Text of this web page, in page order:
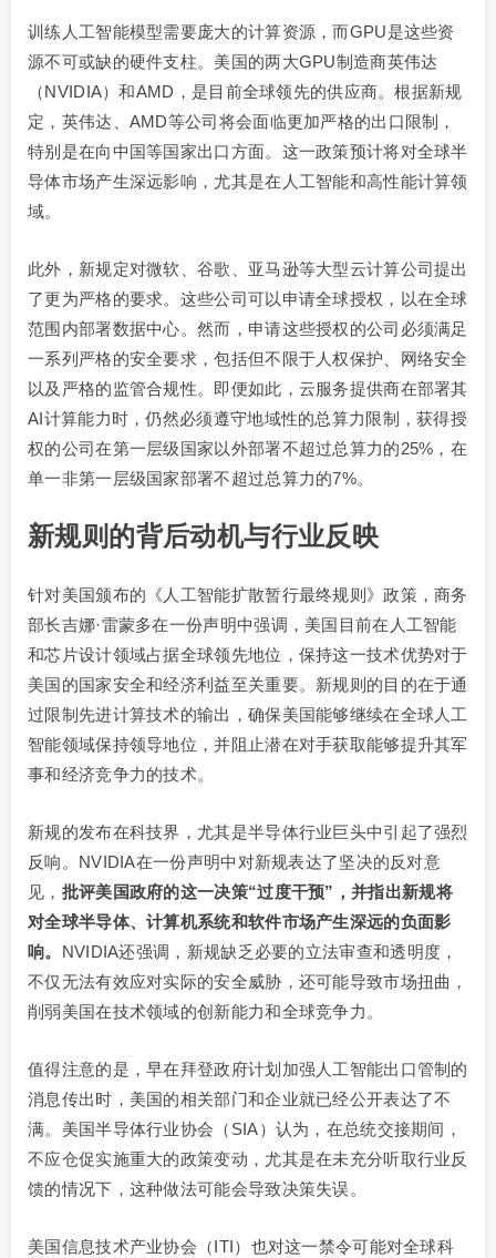
训练人工智能模型需要庞大的计算资源，而GPU是这些资
源不可或缺的硬件支柱。美国的两大GPU制造商英伟达
（NVIDIA）和AMD，是目前全球领先的供应商。根据新规
定，英伟达、AMD等公司将会面临更加严格的出口限制，
特别是在向中国等国家出口方面。这一政策预计将对全球半
导体市场产生深远影响，尤其是在人工智能和高性能计算领
域。
此外，新规定对微软、谷歌、亚马逊等大型云计算公司提出
了更为严格的要求。这些公司可以申请全球授权，以在全球
范围内部署数据中心。然而，申请这些授权的公司必须满足
一系列严格的安全要求，包括但不限于人权保护、网络安全
以及严格的监管合规性。即便如此，云服务提供商在部署其
AI计算能力时，仍然必须遵守地域性的总算力限制，获得授
权的公司在第一层级国家以外部署不超过总算力的25%，在
单一非第一层级国家部署不超过总算力的7%。
新规则的背后动机与行业反映
针对美国颁布的《人工智能扩散暂行最终规则》政策，商务
部长吉娜·雷蒙多在一份声明中强调，美国目前在人工智能
和芯片设计领域占据全球领先地位，保持这一技术优势对于
美国的国家安全和经济利益至关重要。新规则的目的在于通
过限制先进计算技术的输出，确保美国能够继续在全球人工
智能领域保持领导地位，并阻止潜在对手获取能够提升其军
事和经济竞争力的技术。
新规的发布在科技界，尤其是半导体行业巨头中引起了强烈
反响。NVIDIA在一份声明中对新规表达了坚决的反对意
见， 批评美国政府的这一决策“过度干预”，并指出新规将
对全球半导体、计算机系统和软件市场产生深远的负面影
响。 NVIDIA还强调，新规缺乏必要的立法审查和透明度，
不仅无法有效应对实际的安全威胁，还可能导致市场扭曲，
削弱美国在技术领域的创新能力和全球竞争力。
值得注意的是，早在拜登政府计划加强人工智能出口管制的
消息传出时，美国的相关部门和企业就已经公开表达了不
满。美国半导体行业协会（SIA）认为，在总统交接期间，
不应仓促实施重大的政策变动，尤其是在未充分听取行业反
馈的情况下，这种做法可能会导致决策失误。
美国信息技术产业协会（ITI）也对这一禁令可能对全球科